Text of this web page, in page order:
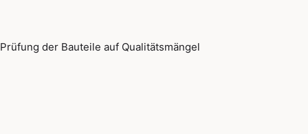
Prüfung der Bauteile auf Qualitätsmängel